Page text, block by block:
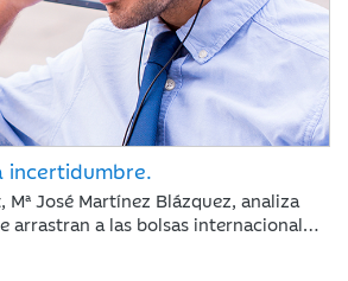
incertidumbre.
José Martínez Blázquez, analiza
arrastran a las bolsas internacionales
de pérdidas: la escalada del